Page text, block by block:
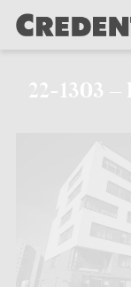
22-1303